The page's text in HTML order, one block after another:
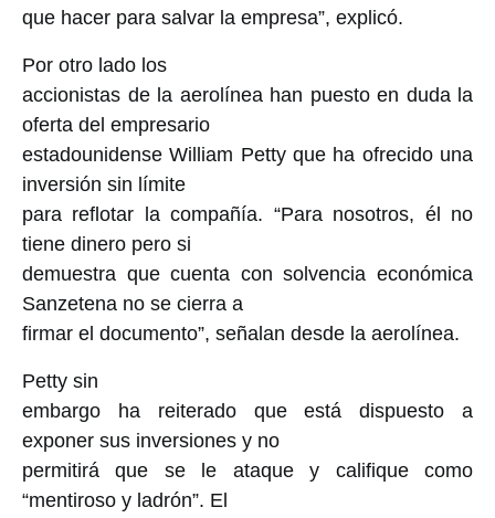
que hacer para salvar la empresa”, explicó.
Por otro lado los
accionistas de la aerolínea han puesto en duda la
oferta del empresario
estadounidense William Petty que ha ofrecido una
inversión sin límite
para reflotar la compañía. “Para nosotros, él no
tiene dinero pero si
demuestra que cuenta con solvencia económica
Sanzetena no se cierra a
firmar el documento”, señalan desde la aerolínea.
Petty sin
embargo ha reiterado que está dispuesto a
exponer sus inversiones y no
permitirá que se le ataque y califique como
“mentiroso y ladrón”. El